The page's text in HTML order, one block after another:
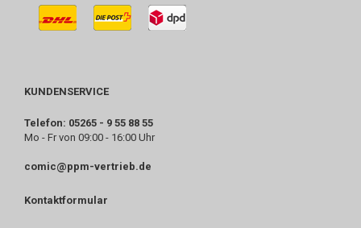
KUNDENSERVICE
Telefon: 05265 - 9 55 88 55
Mo - Fr von 09:00 - 16:00 Uhr
comic@ppm-vertrieb.de
Kontaktformular